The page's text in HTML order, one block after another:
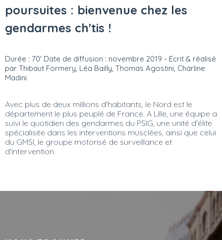
poursuites : bienvenue chez les
gendarmes ch'tis !
Durée : 70' Date de diffusion : novembre 2019 - Ecrit & réalisé
par Thibaut Formery, Léa Bailly, Thomas Agostini, Charline
Madini
Avec plus de deux millions d'habitants, le Nord est le
département le plus peuplé de France. A Lille, une équipe a
suivi le quotidien des gendarmes du PSIG, une unité d'élite
spécialisée dans les interventions musclées, ainsi que celui
du GMSI, le groupe motorisé de surveillance et
d'intervention.